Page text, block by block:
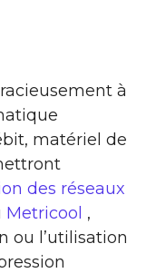
à
matériel de
des réseaux
Metricool ,
ou l’utilisation